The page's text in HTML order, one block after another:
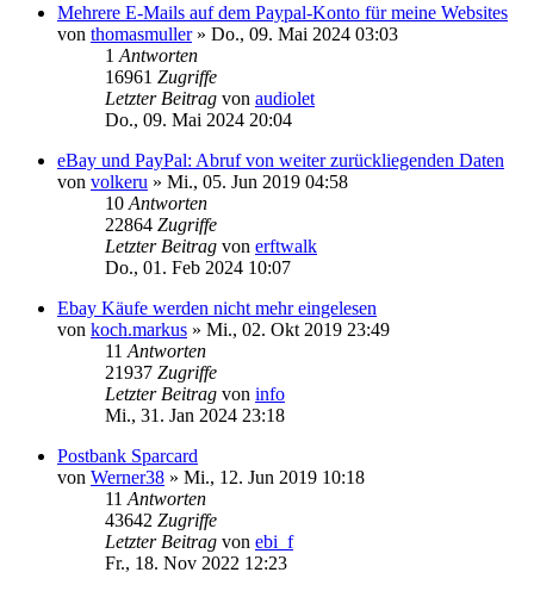
Mehrere E-Mails auf dem Paypal-Konto für meine Websites
von thomasmuller» Do., 09. Mai 2024 03:03
1 Antworten
16961 Zugriffe
Letzter Beitrag von audiolet
Do., 09. Mai 2024 20:04
eBay und PayPal: Abruf von weiter zurückliegenden Daten
von volkeru » Mi., 05. Jun 2019 04:58
10 Antworten
22864 Zugriffe
Letzter Beitrag von erftwalk
Do., 01. Feb 2024 10:07
Ebay Käufe werden nicht mehr eingelesen
von koch.markus » Mi., 02. Okt 2019 23:49
11 Antworten
21937 Zugriffe
Letzter Beitrag von info
Mi., 31. Jan 2024 23:18
Postbank Sparcard
von Werner38 » Mi., 12. Jun 2019 10:18
11 Antworten
43642 Zugriffe
Letzter Beitrag von ebi_f
Fr., 18. Nov 2022 12:23